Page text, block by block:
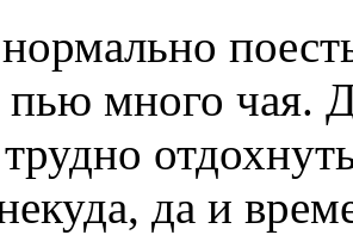
пью много чая.
да и